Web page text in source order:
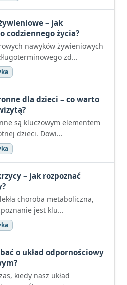
– jak
codziennego życia?
nawyków żywieniowych
zd...
dla dzieci – co warto
są kluczowym elementem
dzieci. Dowi...
– jak rozpoznać
choroba metaboliczna,
jest klu...
o układ odpornościowy
kiedy nasz układ